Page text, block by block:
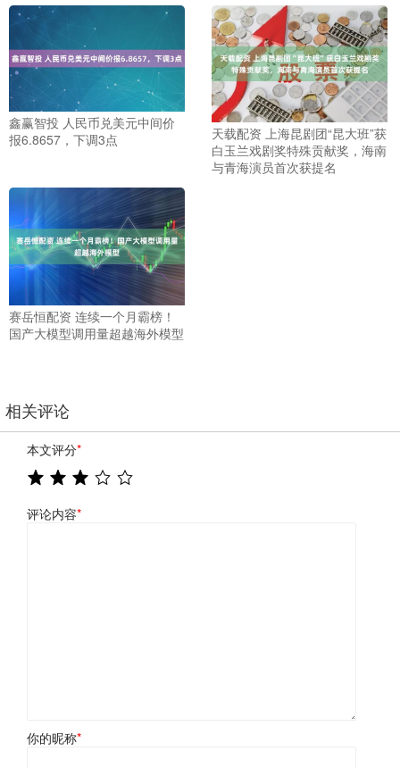
鑫赢智投 人民币兑美元中间价
报6.8657，下调3点
天载配资 上海昆剧团“昆大班”获
白玉兰戏剧奖特殊贡献奖，海南
与青海演员首次获提名
赛岳恒配资 连续一个月霸榜！
国产大模型调用量超越海外模型
相关评论
本文评分*
评论内容*
你的昵称*